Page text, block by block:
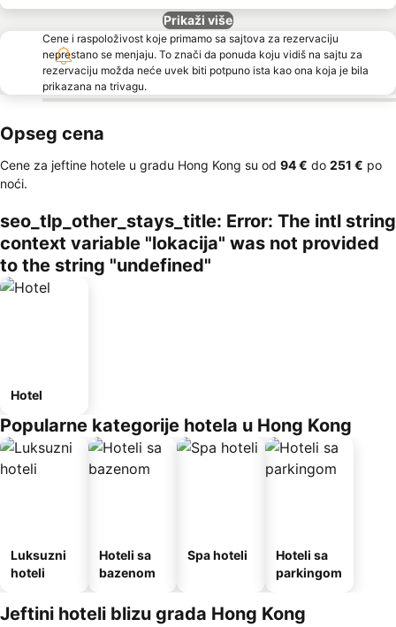
Prikaži više
Cene i raspoloživost koje primamo sa sajtova za rezervaciju
neprestano se menjaju. To znači da ponuda koju vidiš na sajtu za
rezervaciju možda neće uvek biti potpuno ista kao ona koja je bila
prikazana na trivagu.
Opseg cena
Cene za jeftine hotele u gradu Hong Kong su od ‎94 € do ‎251 € po
noći.
seo_tlp_other_stays_title: Error: The intl string
context variable "lokacija" was not provided
to the string "undefined"
Hotel
Popularne kategorije hotela u Hong Kong
Luksuzni
hoteli
Hoteli sa
bazenom
Spa hoteli
Hoteli sa
parkingom
Jeftini hoteli blizu grada Hong Kong